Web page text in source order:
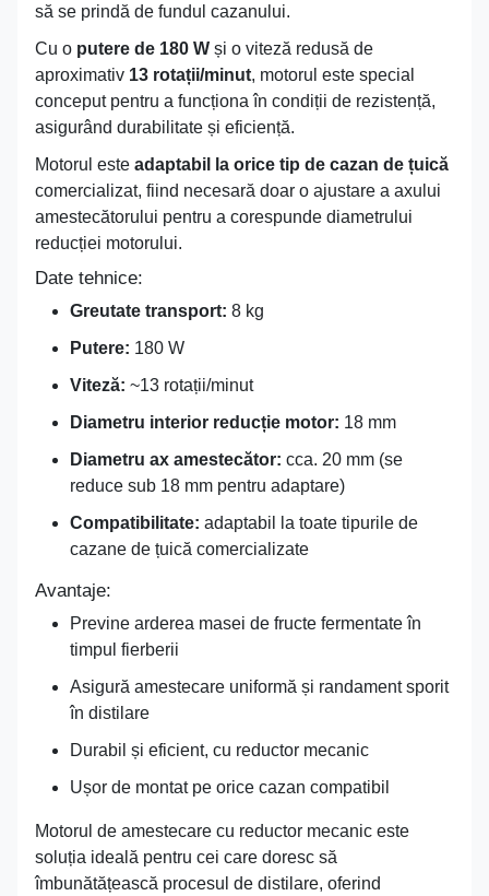
să se prindă de fundul cazanului.
Cu o putere de 180 W și o viteză redusă de
aproximativ 13 rotații/minut, motorul este special
conceput pentru a funcționa în condiții de rezistență,
asigurând durabilitate și eficiență.
Motorul este adaptabil la orice tip de cazan de țuică
comercializat, fiind necesară doar o ajustare a axului
amestecătorului pentru a corespunde diametrului
reducției motorului.
Date tehnice:
Greutate transport: 8 kg
Putere: 180 W
Viteză: ~13 rotații/minut
Diametru interior reducție motor: 18 mm
Diametru ax amestecător: cca. 20 mm (se
reduce sub 18 mm pentru adaptare)
Compatibilitate: adaptabil la toate tipurile de
cazane de țuică comercializate
Avantaje:
Previne arderea masei de fructe fermentate în
timpul fierberii
Asigură amestecare uniformă și randament sporit
în distilare
Durabil și eficient, cu reductor mecanic
Ușor de montat pe orice cazan compatibil
Motorul de amestecare cu reductor mecanic este
soluția ideală pentru cei care doresc să
îmbunătățească procesul de distilare, oferind